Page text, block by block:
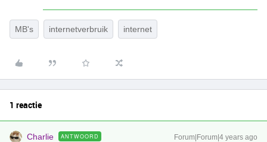
MB's internetverbruik internet
1 reactie
Charlie ANTWOORD Forum|Forum|4 years ago